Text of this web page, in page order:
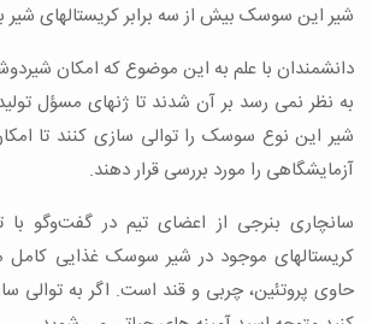
شیر این سوسک بیش از سه برابر کریستالهای شیر
دانشمندان با علم به این موضوع که امکان
به نظر نمی رسد بر آن شدند تا ژنهای مسؤل
شیر این نوع سوسک را توالی سازی کنند تا
آزمایشگاهی را مورد بررسی قرار دهند.
سانچاری بنرجی از اعضای تیم در گفت‌و‌گو با
کریستالهای موجود در شیر سوسک غذایی
حاوی پروتئین، چربی و قند است. اگر به توالی